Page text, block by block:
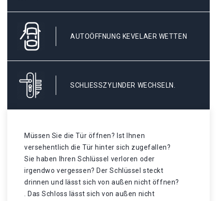
AUTOÖFFNUNG KEVELAER WETTEN
SCHLIESSZYLINDER WECHSELN.
Müssen Sie die Tür öffnen? Ist Ihnen
versehentlich die Tür hinter sich zugefallen?
Sie haben Ihren Schlüssel verloren oder
irgendwo vergessen? Der Schlüssel steckt
drinnen und lässt sich von außen nicht öffnen?
. Das Schloss lässt sich von außen nicht